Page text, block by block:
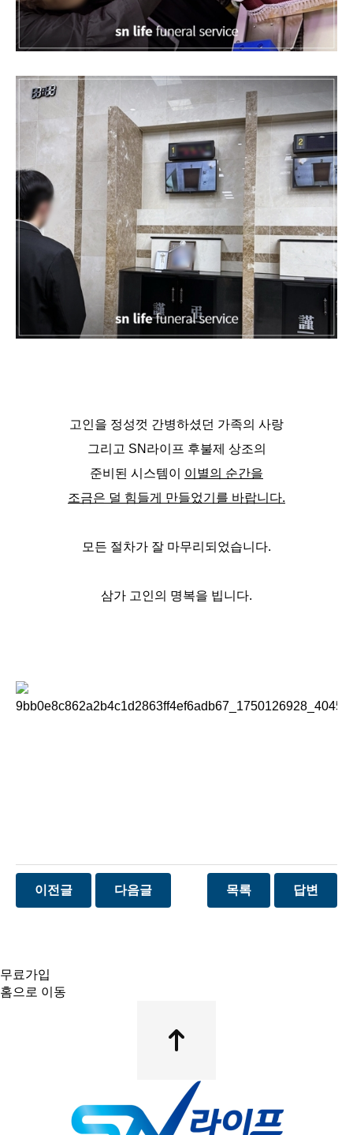
고인을 정성껏 간병하셨던 가족의 사랑
그리고 SN라이프 후불제 상조의
준비된 시스템이 이별의 순간을
조금은 덜 힘들게 만들었기를 바랍니다.
모든 절차가 잘 마무리되었습니다.
삼가 고인의 명복을 빕니다.
이전글 다음글 목록 답변
무료가입
홈으로 이동